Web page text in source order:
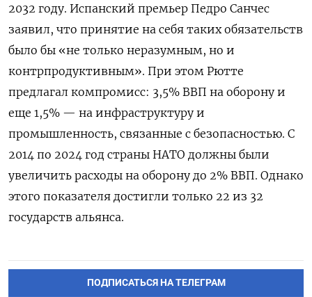
2032 году. Испанский премьер Педро Санчес
заявил, что принятие на себя таких обязательств
было бы «не только неразумным, но и
контрпродуктивным». При этом Рютте
предлагал компромисс: 3,5% ВВП на оборону и
еще 1,5% — на инфраструктуру и
промышленность, связанные с безопасностью. С
2014 по 2024 год страны НАТО должны были
увеличить расходы на оборону до 2% ВВП. Однако
этого показателя достигли только 22 из 32
государств альянса.
ПОДПИСАТЬСЯ НА ТЕЛЕГРАМ